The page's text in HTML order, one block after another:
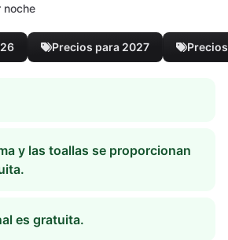
noche
Precios para 2027
y las toallas se proporcionan
es gratuita.